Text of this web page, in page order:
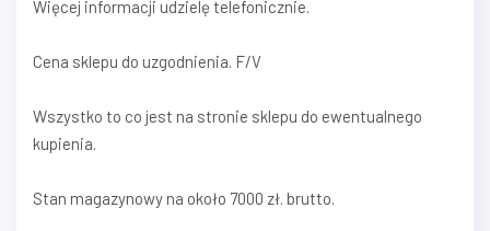
Więcej informacji udzielę telefonicznie.
Cena sklepu do uzgodnienia. F/V
Wszystko to co jest na stronie sklepu do ewentualnego
kupienia.
Stan magazynowy na około 7000 zł. brutto.